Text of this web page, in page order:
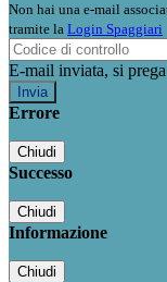
Non hai una e-mail
tramite la Login Spaggiari
E-mail inviata, si
Errore
Chiudi
Successo
Chiudi
Informazione
Chiudi